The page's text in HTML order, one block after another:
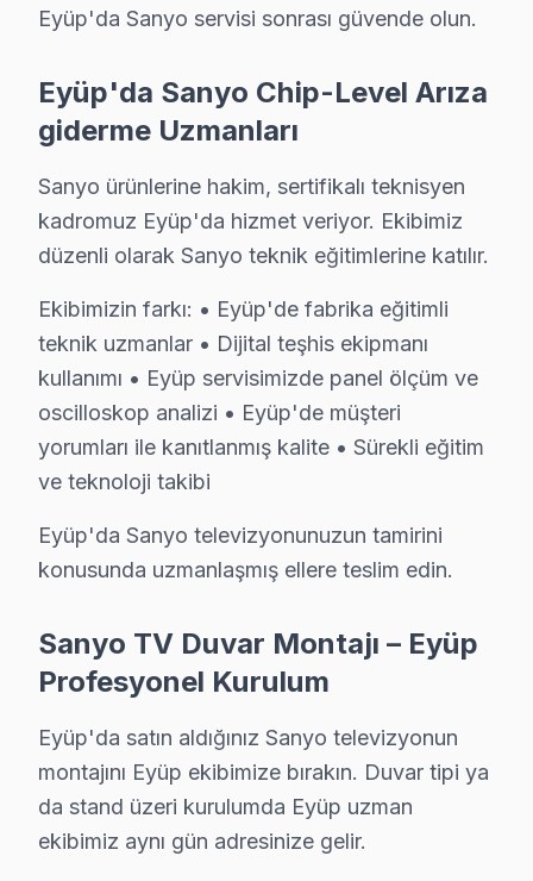
bu cihaz görüntüleme sistemi'niz arızalandığında
Eyüp Genelinde Sanyo TV Tamir Ağı
Kapsama alanımız:
• Eyüp tüm semtler ve mahalleler
• Apartman, rezidans ve iş yeri servisi
Eyüp çevresinde Sanyo servisi için hemen randevu
Eyüp Sanyo Servis Hizmeti – Yerinde Onarım
Eyüp'de aniden arızalanan Sanyo televizyon ünitesi
Eyüp'de yerinde servis avantajları:
• Eyüp'de randevu sonrası 1-2 saat içinde kapınızda
• Eyüp servisimizde tüm marka ve model uyumluluğu
• Eyüp servisimizde servis sonrası test ve kalibrasyon
• Eyüp'de fatura ve resmi garanti belgesi
Eyüp'da Sanyo yetkili servis kalitesinde hizmet alın,
Eyüp'da Sanyo TV İçin Orijinal Parça Tedariki
Eyüp'da Sanyo TV tamirinde Eyüp servisimizde
Eyüp'da Sanyo servisi sonrası güvende olun.
Eyüp'da Sanyo Chip-Level Arıza
giderme Uzmanları
Sanyo ürünlerine hakim, sertifikalı teknisyen
kadromuz Eyüp'da hizmet veriyor. Ekibimiz
düzenli olarak Sanyo teknik eğitimlerine katılır.
Ekibimizin farkı: • Eyüp'de fabrika eğitimli
teknik uzmanlar • Dijital teşhis ekipmanı
kullanımı • Eyüp servisimizde panel ölçüm ve
oscilloskop analizi • Eyüp'de müşteri
yorumları ile kanıtlanmış kalite • Sürekli eğitim
ve teknoloji takibi
Eyüp'da Sanyo televizyonunuzun tamirini
konusunda uzmanlaşmış ellere teslim edin.
Sanyo TV Duvar Montajı – Eyüp
Profesyonel Kurulum
Eyüp'da satın aldığınız Sanyo televizyonun
montajını Eyüp ekibimize bırakın. Duvar tipi ya
da stand üzeri kurulumda Eyüp uzman
ekibimiz aynı gün adresinize gelir.